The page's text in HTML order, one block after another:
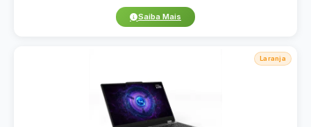
Saiba Mais
Laranja